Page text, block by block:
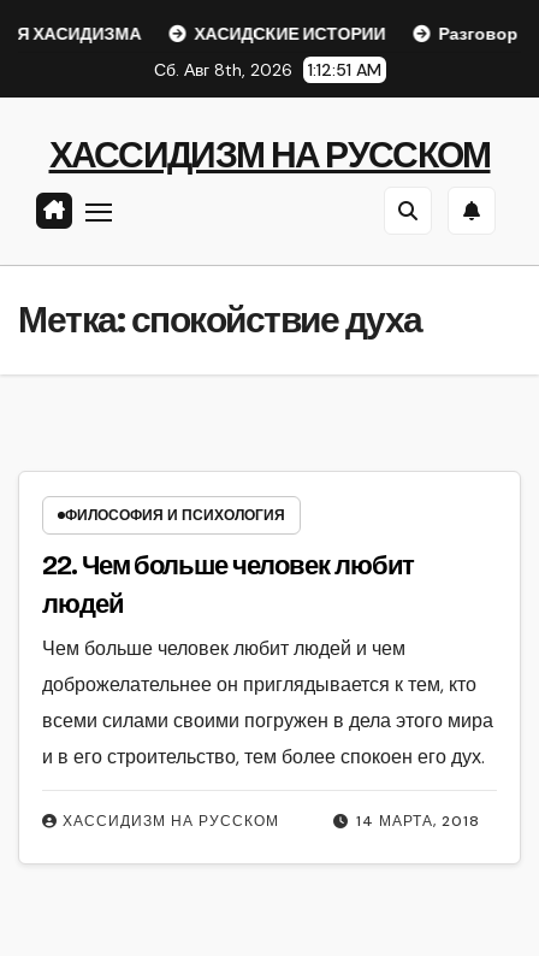
ХАСИДИЗМА ХАСИДСКИЕ ИСТОРИИ
Разговор с
Сб. Авг 8th, 2026
1:12:51 AM
ХАССИДИЗМ НА РУССКОМ
Метка:спокойствие духа
ФИЛОСОФИЯ И ПСИХОЛОГИЯ
22. Чем больше человек любит
людей
14 МАРТА, 2018
ХАССИДИЗМ НА РУССКОМ
Чем больше человек любит людей и чем
доброжелательнее он приглядывается к тем, кто
всеми силами своими погружен в дела этого мира
и в его строительство, тем более спокоен его дух.